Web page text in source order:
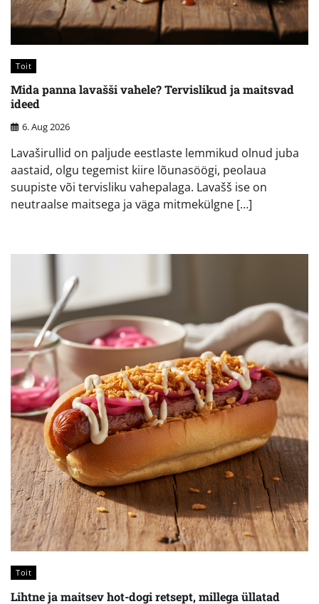
Toit
Mida panna lavašši vahele? Tervislikud ja maitsvad
ideed
6. Aug 2026
Lavaširullid on paljude eestlaste lemmikud olnud juba
aastaid, olgu tegemist kiire lõunasöögi, peolaua
suupiste või tervisliku vahepalaga. Lavašš ise on
neutraalse maitsega ja väga mitmekülgne […]
Toit
Lihtne ja maitsev hot-dogi retsept, millega üllatad